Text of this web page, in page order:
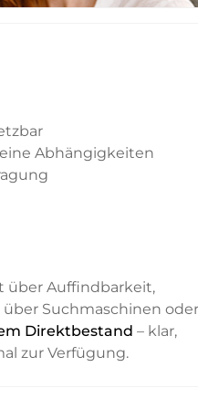
Abhängigkeiten
über Auffindbarkeit,
Suchmaschinen oder
Direktbestand – klar,
zur Verfügung.